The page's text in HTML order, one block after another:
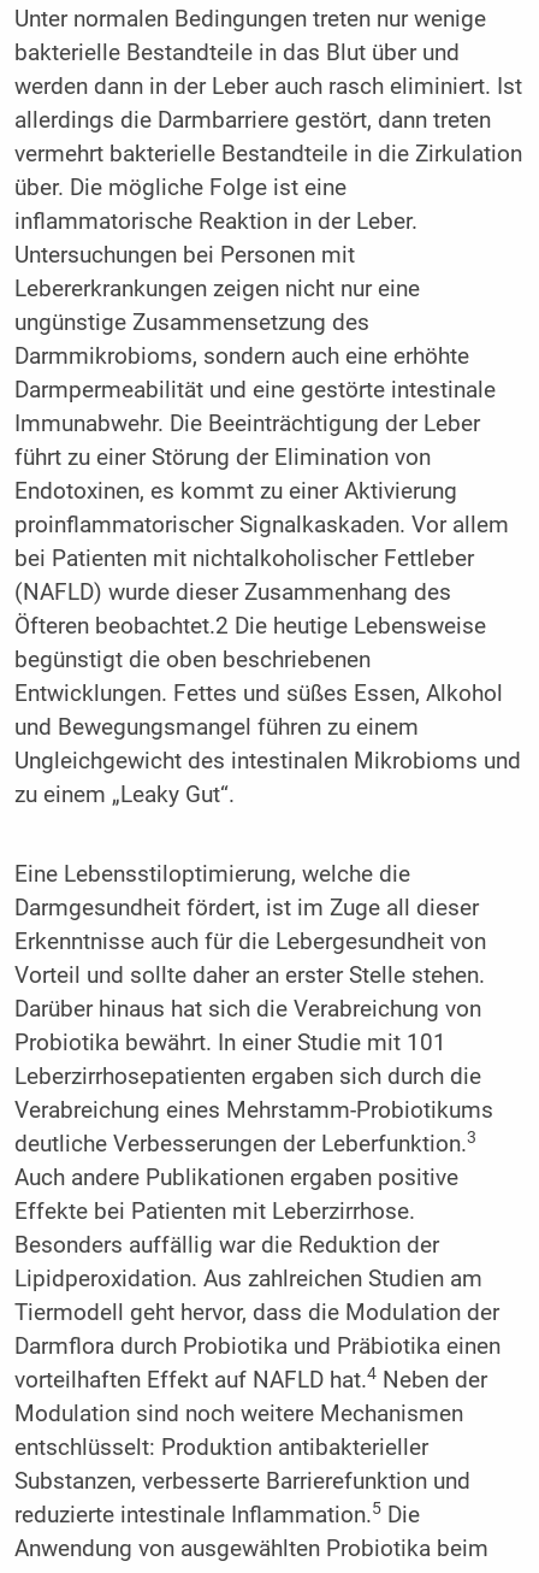
Unter normalen Bedingungen treten nur wenige
bakterielle Bestandteile in das Blut über und
werden dann in der Leber auch rasch eliminiert. Ist
allerdings die Darmbarriere gestört, dann treten
vermehrt bakterielle Bestandteile in die Zirkulation
über. Die mögliche Folge ist eine
inflammatorische Reaktion in der Leber.
Untersuchungen bei Personen mit
Lebererkrankungen zeigen nicht nur eine
ungünstige Zusammensetzung des
Darmmikrobioms, sondern auch eine erhöhte
Darmpermeabilität und eine gestörte intestinale
Immunabwehr. Die Beeinträchtigung der Leber
führt zu einer Störung der Elimination von
Endotoxinen, es kommt zu einer Aktivierung
proinflammatorischer Signalkaskaden. Vor allem
bei Patienten mit nichtalkoholischer Fettleber
(NAFLD) wurde dieser Zusammenhang des
Öfteren beobachtet.2 Die heutige Lebensweise
begünstigt die oben beschriebenen
Entwicklungen. Fettes und süßes Essen, Alkohol
und Bewegungsmangel führen zu einem
Ungleichgewicht des intestinalen Mikrobioms und
zu einem „Leaky Gut“.
Eine Lebensstiloptimierung, welche die
Darmgesundheit fördert, ist im Zuge all dieser
Erkenntnisse auch für die Lebergesundheit von
Vorteil und sollte daher an erster Stelle stehen.
Darüber hinaus hat sich die Verabreichung von
Probiotika bewährt. In einer Studie mit 101
Leberzirrhosepatienten ergaben sich durch die
Verabreichung eines Mehrstamm-Probiotikums
deutliche Verbesserungen der Leberfunktion.3
Auch andere Publikationen ergaben positive
Effekte bei Patienten mit Leberzirrhose.
Besonders auffällig war die Reduktion der
Lipidperoxidation. Aus zahlreichen Studien am
Tiermodell geht hervor, dass die Modulation der
Darmflora durch Probiotika und Präbiotika einen
vorteilhaften Effekt auf NAFLD hat.4Neben der
Modulation sind noch weitere Mechanismen
entschlüsselt: Produktion antibakterieller
Substanzen, verbesserte Barrierefunktion und
reduzierte intestinale Inflammation.5Die
Anwendung von ausgewählten Probiotika beim